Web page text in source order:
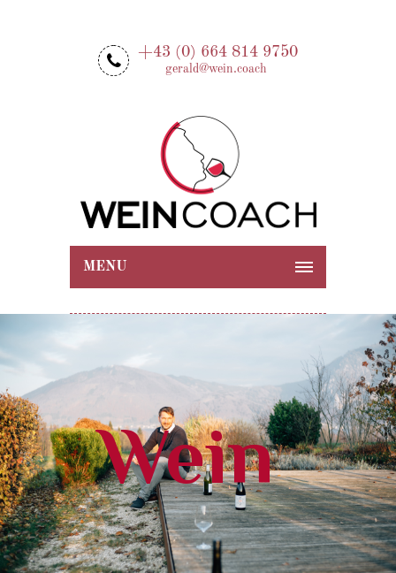
+43 (0) 664 814 9750
gerald@wein.coach
MENU
Wein
IST MEINE LEIDENSCHAFT